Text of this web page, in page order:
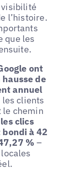
visibilité
l’histoire.
que les
ont
de
annuel
clients
chemin
les clics
à 42
% –